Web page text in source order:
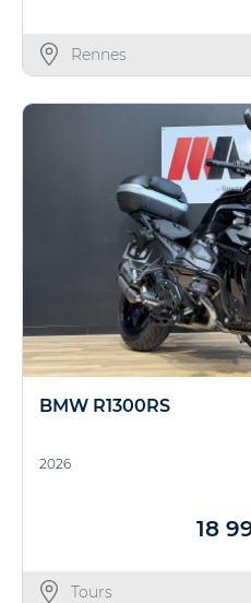
Rennes
BMW R1300RS
2026
18
Tours